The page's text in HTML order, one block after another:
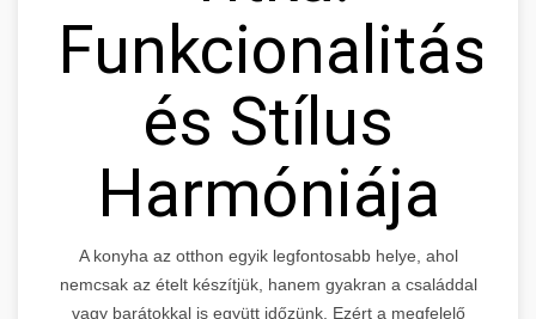
Funkcionalitás
és Stílus
Harmóniája
A konyha az otthon egyik legfontosabb helye, ahol
nemcsak az ételt készítjük, hanem gyakran a családdal
vagy barátokkal is együtt időzünk. Ezért a megfelelő